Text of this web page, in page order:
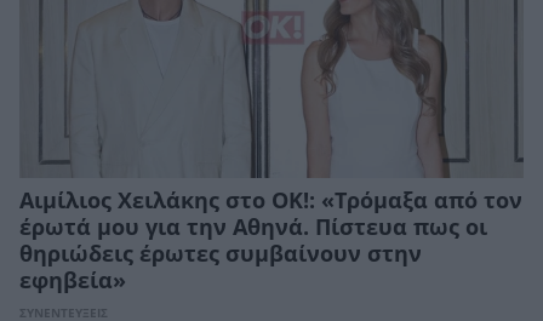
Αιμίλιος Χειλάκης στο ΟΚ!: «Τρόμαξα από τον
έρωτά μου για την Αθηνά. Πίστευα πως οι
θηριώδεις έρωτες συμβαίνουν στην
εφηβεία»
ΣΥΝΕΝΤΕΥΞΕΙΣ